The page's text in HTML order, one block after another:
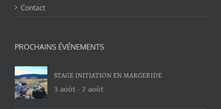
Contact
PROCHAINS ÉVÉNEMENTS
STAGE INITIATION EN MARGERIDE
3 août - 7 août